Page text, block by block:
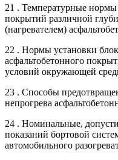
21 . Температурные нормы
покрытий различной
(нагревателем)
22 . Нормы установки
асфальтобетонного
условий окружающей
23 . Способы
непрогрева
24 . Номинальные,
показаний бортовой
автомобильного